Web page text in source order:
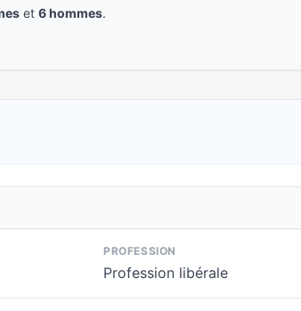
et 6 hommes.
PROFESSION
Profession libérale